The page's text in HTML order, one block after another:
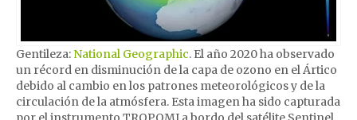
Gentileza: National Geographic. El año 2020 ha observado
un récord en disminución de la capa de ozono en el Ártico
debido al cambio en los patrones meteorológicos y de la
circulación de la atmósfera. Esta imagen ha sido capturada